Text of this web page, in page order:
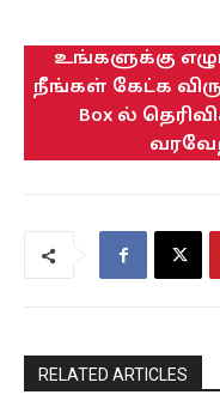
உங்களுக்கு
நீங்கள் கேட்க
Box ல்
RELATED ARTICLES